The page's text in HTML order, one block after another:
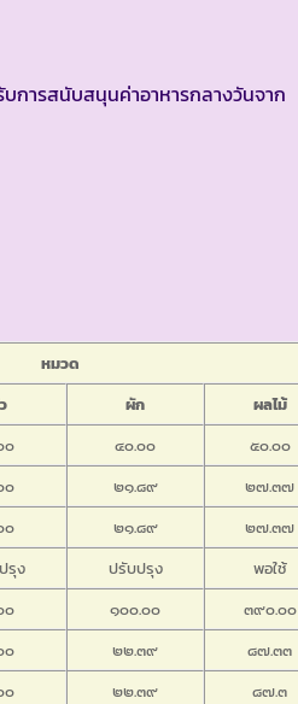
การสนับสนุนค่าอาหารกลางวันจาก
หมวด
ผัก
ผลไม้
๐ ๔๐.๐๐
๕๐.๐๐
๐ ๒๑.๘๙
๒๗.๓๗
๐ ๒๑.๘๙
๒๗.๓๗
รุง ปรับปรุง
พอใช้
๐ ๑๐๐.๐๐
๓๙๐.๐๐
๐ ๒๒.๓๙
๘๗.๓๓
๐ ๒๒.๓๙
๘๗.๓